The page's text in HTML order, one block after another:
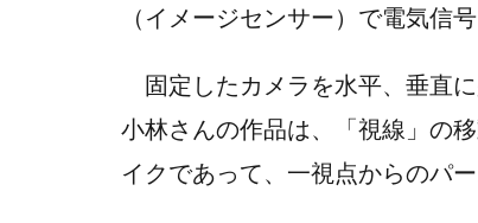
（イメージセンサー）で電気信
固定したカメラを水平、垂直
小林さんの作品は、「視線」の
イクであって、一視点からのパ